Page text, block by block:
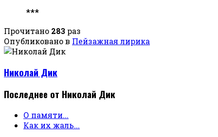
***
Прочитано 283 раз
Опубликовано в Пейзажная лирика
Николай Дик
Последнее от Николай Дик
О памяти...
Как их жаль...